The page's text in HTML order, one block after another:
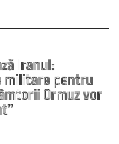
Iranul:
militare pentru
Ormuz vor